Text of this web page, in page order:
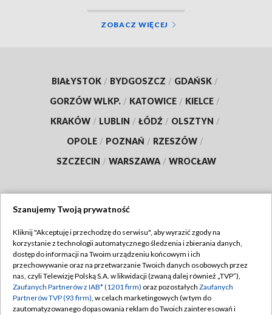
ZOBACZ WIĘCEJ
BIAŁYSTOK / BYDGOSZCZ / GDAŃSK /
GORZÓW WLKP. / KATOWICE / KIELCE /
KRAKÓW / LUBLIN / ŁÓDŹ / OLSZTYN /
OPOLE / POZNAŃ / RZESZÓW /
SZCZECIN / WARSZAWA / WROCŁAW
TVP
Abonament TVP
Emisja w TVP
Centrum informacji TVP
Regulamin TVP
Polityka prywatności
Moje zgody
Szanujemy Twoją prywatność
Kliknij "Akceptuję i przechodzę do serwisu", aby wyrazić zgody na
korzystanie z technologii automatycznego śledzenia i zbierania danych,
dostęp do informacji na Twoim urządzeniu końcowym i ich
przechowywanie oraz na przetwarzanie Twoich danych osobowych przez
nas, czyli Telewizję Polską S.A. w likwidacji (zwaną dalej również „TVP”),
Zaufanych Partnerów z IAB* (1201 firm) oraz pozostałych Zaufanych
Partnerów TVP (93 firm), w celach marketingowych (w tym do
zautomatyzowanego dopasowania reklam do Twoich zainteresowań i